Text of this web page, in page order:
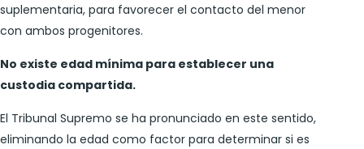
suplementaria, para favorecer el contacto del menor
con ambos progenitores.
No existe edad mínima para establecer una
custodia compartida.
El Tribunal Supremo se ha pronunciado en este sentido,
eliminando la edad como factor para determinar si es